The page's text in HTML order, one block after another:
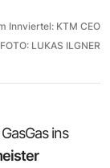
Innviertel: KTM CEO
FOTO: LUKAS ILGNER
ins